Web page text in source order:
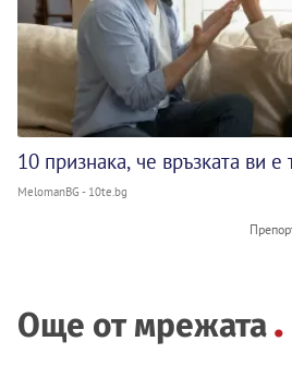
10 признака, че връзката ви е
MelomanBG - 10te.bg
Още от мрежата